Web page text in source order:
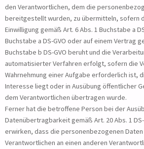
den Verantwortlichen, dem die
bereitgestellt wurden, zu übermitteln, sofern
Einwilligung gemäß Art. 6 Abs. 1 Buchstabe a
Buchstabe a DS-GVO oder auf einem Vertrag
Buchstabe b DS-GVO beruht und die
automatisierter Verfahren erfolgt, sofern die
Wahrnehmung einer Aufgabe erforderlich ist,
Interesse liegt oder in Ausübung öffentlicher
dem Verantwortlichen übertragen wurde.
Ferner hat die betroffene Person bei der
Datenübertragbarkeit gemäß Art. 20 Abs. 1
erwirken, dass die personenbezogenen
Verantwortlichen an einen anderen